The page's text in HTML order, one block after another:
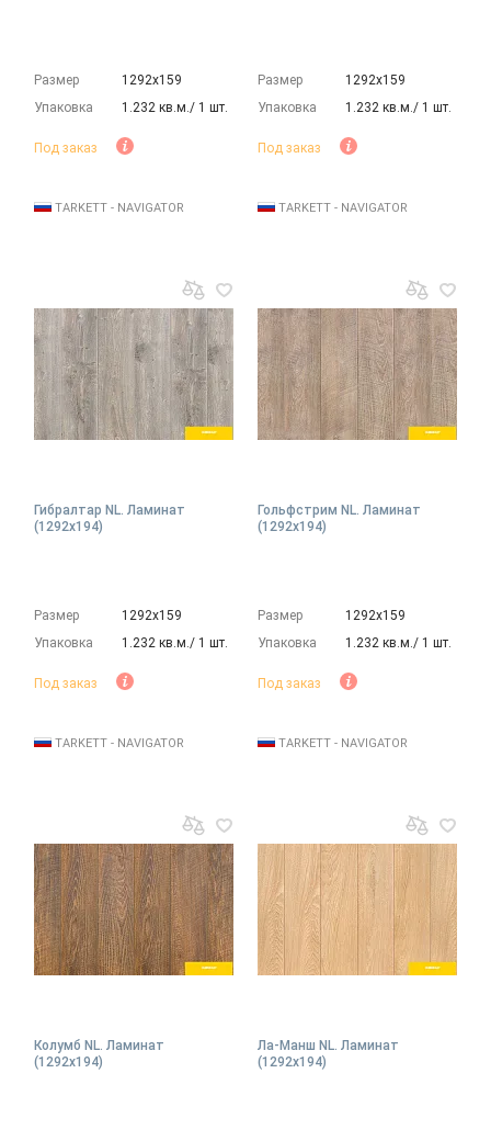
Размер
1292х159
Упаковка
1.232 кв.м./ 1 шт.
Под заказ
TARKETT - NAVIGATOR
Размер
1292х159
Упаковка
1.232 кв.м./ 1 шт.
Под заказ
TARKETT - NAVIGATOR
Гибралтар NL. Ламинат
(1292х194)
Размер
1292х159
Упаковка
1.232 кв.м./ 1 шт.
Под заказ
TARKETT - NAVIGATOR
Гольфстрим NL. Ламинат
(1292х194)
Размер
1292х159
Упаковка
1.232 кв.м./ 1 шт.
Под заказ
TARKETT - NAVIGATOR
Колумб NL. Ламинат
(1292х194)
Ла-Манш NL. Ламинат
(1292х194)